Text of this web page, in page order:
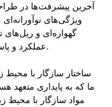
آخرین پیشرفت‌ها در
ویژگی‌های
گهواره‌ای و
عملکرد و پاسخگویی را افزایش می‌دهند.
ساختار سازگار با
ما که به پایداری متعهد
مواد سازگار با